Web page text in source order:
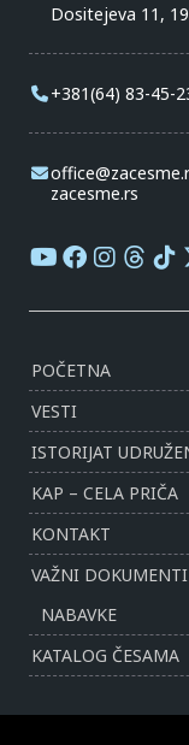
Dositejeva 11,
+381(64) 83-45-
zacesme.rs
POČETNA
VESTI
ISTORIJAT
KAP – CELA PRIČA
KONTAKT
VAŽNI DOKUMENTI
NABAVKE
KATALOG ČESAMA